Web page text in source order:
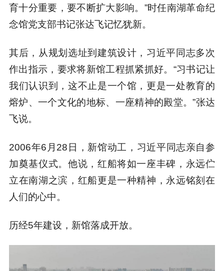
育十分重要，要不断扩大影响。”时任南湖革命纪
念馆党支部书记张达飞记忆犹新。
其后，从规划选址到建筑设计，习近平同志多次
作出指示，要求将新馆工程抓紧抓好。“习书记让
我们认识到，这不止是一个馆，更是一处教育的
熔炉、一个文化的地标、一座精神的殿堂。”张达
飞说。
2006年6月28日，新馆动工，习近平同志亲自参
加奠基仪式。他说，红船将如一座丰碑，永远伫
立在南湖之滨，红船更是一种精神，永远铭刻在
人们的心中。
历经5年建设，新馆落成开放。